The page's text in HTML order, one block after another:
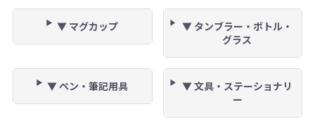
▼ マグカップ
▼ タンブラー・ボトル・
グラス
▼ ペン・筆記用具
▼ 文具・ステーショナリ
ー